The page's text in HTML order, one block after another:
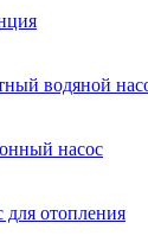
водяной
насос
для отопления